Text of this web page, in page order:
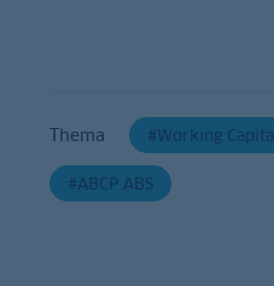
Thema Working Capital
ABCP ABS